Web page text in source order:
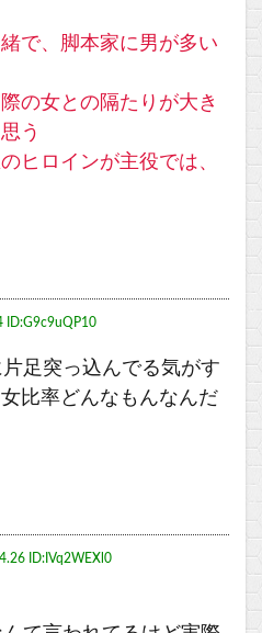
で、脚本家に男が多い
の女との隔たりが大き
う
ヒロインが主役では、
ID:G9c9uQP10
足突っ込んでる気がす
比率どんなもんなんだ
ID:IVq2WEXl0